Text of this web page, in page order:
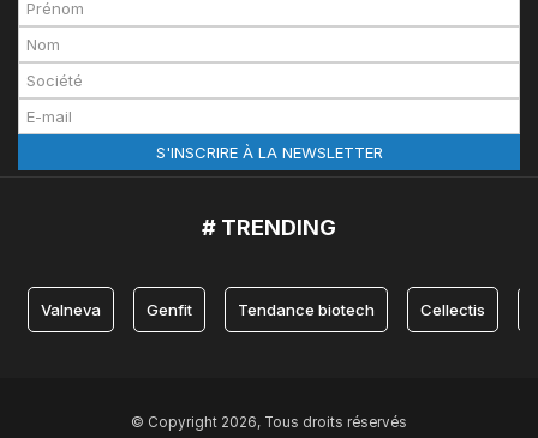
# TRENDING
Valneva Genfit Tendance biotech Cellectis
© Copyright 2026, Tous droits réservés